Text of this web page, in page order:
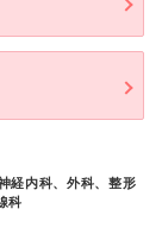
経内科、外科、整形
科